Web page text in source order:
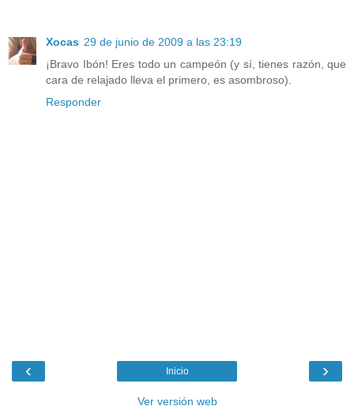
Xocas 29 de junio de 2009 a las 23:19
¡Bravo Ibón! Eres todo un campeón (y sí, tienes razón, que
cara de relajado lleva el primero, es asombroso).
Responder
‹ ›
Inicio
Ver versión web